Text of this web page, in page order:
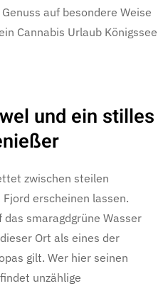
auf besondere Weise
Cannabis Urlaub Königssee
und ein stilles
zwischen steilen
erscheinen lassen.
smaragdgrüne Wasser
Ort als eines der
gilt. Wer hier seinen
unzählige